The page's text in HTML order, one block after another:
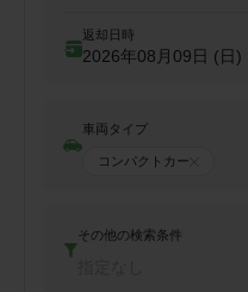
返却日時
2026年08月09日 (日)
車両タイプ
コンパクトカー
その他の検索条件